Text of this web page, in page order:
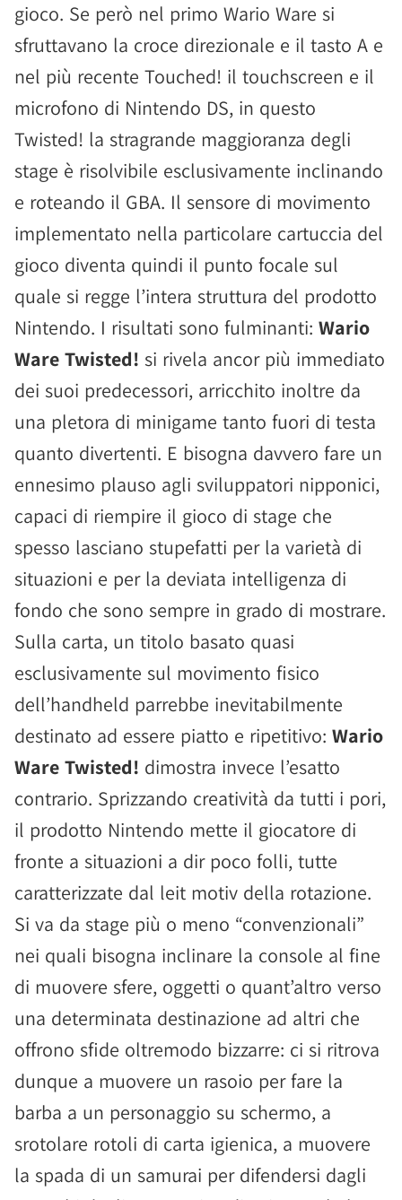
gioco. Se però nel primo Wario Ware si
sfruttavano la croce direzionale e il tasto A e
nel più recente Touched! il touchscreen e il
microfono di Nintendo DS, in questo
Twisted! la stragrande maggioranza degli
stage è risolvibile esclusivamente inclinando
e roteando il GBA. Il sensore di movimento
implementato nella particolare cartuccia del
gioco diventa quindi il punto focale sul
quale si regge l’intera struttura del prodotto
Nintendo. I risultati sono fulminanti: Wario
Ware Twisted! si rivela ancor più immediato
dei suoi predecessori, arricchito inoltre da
una pletora di minigame tanto fuori di testa
quanto divertenti. E bisogna davvero fare un
ennesimo plauso agli sviluppatori nipponici,
capaci di riempire il gioco di stage che
spesso lasciano stupefatti per la varietà di
situazioni e per la deviata intelligenza di
fondo che sono sempre in grado di mostrare.
Sulla carta, un titolo basato quasi
esclusivamente sul movimento fisico
dell’handheld parrebbe inevitabilmente
destinato ad essere piatto e ripetitivo: Wario
Ware Twisted! dimostra invece l’esatto
contrario. Sprizzando creatività da tutti i pori,
il prodotto Nintendo mette il giocatore di
fronte a situazioni a dir poco folli, tutte
caratterizzate dal leit motiv della rotazione.
Si va da stage più o meno “convenzionali”
nei quali bisogna inclinare la console al fine
di muovere sfere, oggetti o quant’altro verso
una determinata destinazione ad altri che
offrono sfide oltremodo bizzarre: ci si ritrova
dunque a muovere un rasoio per fare la
barba a un personaggio su schermo, a
srotolare rotoli di carta igienica, a muovere
la spada di un samurai per difendersi dagli